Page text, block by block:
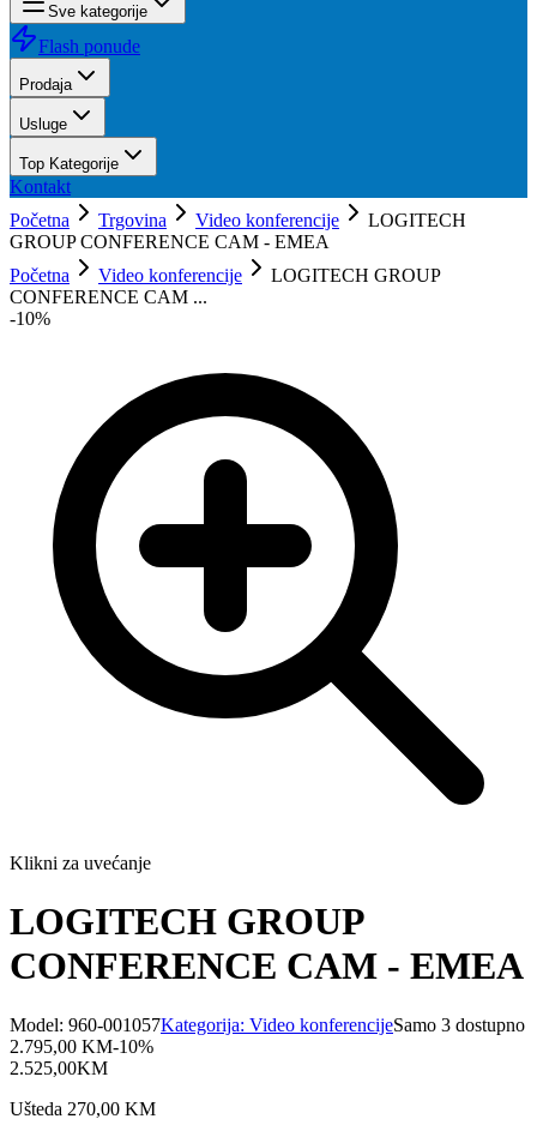
Sve kategorije
Flash ponude
Prodaja
Usluge
Top Kategorije
Kontakt
Početna
Trgovina Video konferencije
LOGITECH
GROUP CONFERENCE CAM - EMEA
Početna
Video konferencije
LOGITECH GROUP
CONFERENCE CAM ...
-10%
Klikni za uvećanje
LOGITECH GROUP
CONFERENCE CAM - EMEA
Model: 960-001057Kategorija: Video konferencijeSamo 3 dostupno
2.795,00 KM-10%
2.525,00KM
Ušteda 270,00 KM